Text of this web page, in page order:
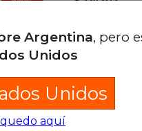
Argentina, pero
Unidos
Unidos
quedo aquí